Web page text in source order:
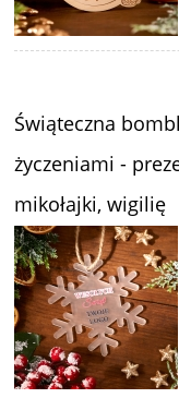
Świąteczna
życzeniami -
mikołajki, wigilię